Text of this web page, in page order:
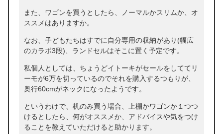
また、ワゴンを買うとしたら、ノーマルかスリムか、オ
ススメはありますか。
なお、子どもたちはすでに自分専用の収納があり(幅広
のカラボ3段)、ランドセルはそこに置く予定です。
私個人としては、ちょうどイトーキがセールをしててリ
ーモが6万を切っているのでそれを購入するつもりが、
奥行60cmがネックになったようです。
というわけで、机のみ買う場合、上棚かワゴンか１つつ
けるとしたら、何がオススメか、アドバイスや気をつけ
ることを教えていただけると助かります。